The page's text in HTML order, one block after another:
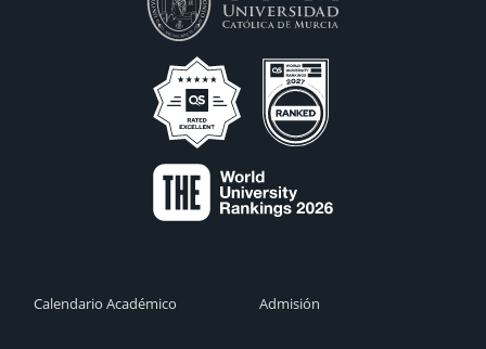
Calendario Académico Admisión